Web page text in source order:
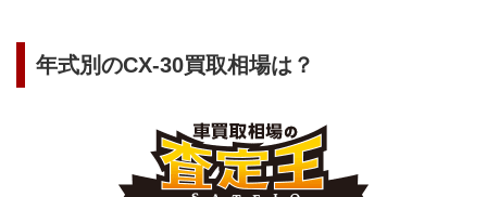
年式別のCX-30買取相場は？